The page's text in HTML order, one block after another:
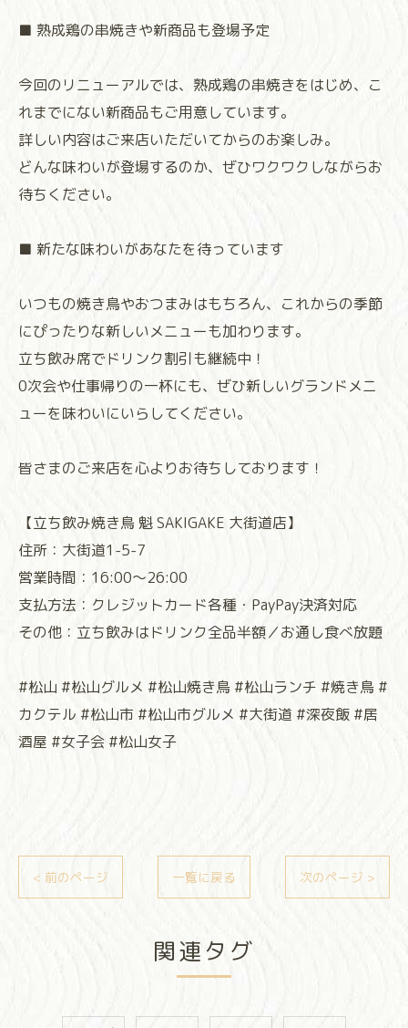
■ 熟成鶏の串焼きや新商品も登場予定
今回のリニューアルでは、熟成鶏の串焼きをはじめ、こ
れまでにない新商品もご用意しています。
詳しい内容はご来店いただいてからのお楽しみ。
どんな味わいが登場するのか、ぜひワクワクしながらお
待ちください。
■ 新たな味わいがあなたを待っています
いつもの焼き鳥やおつまみはもちろん、これからの季節
にぴったりな新しいメニューも加わります。
立ち飲み席でドリンク割引も継続中！
0次会や仕事帰りの一杯にも、ぜひ新しいグランドメニ
ューを味わいにいらしてください。
皆さまのご来店を心よりお待ちしております！⁡
⁡⁡⁡⁡⁡⁡⁡⁡⁡⁡⁡⁡⁡⁡⁡⁡⁡⁡⁡⁡⁡⁡【立ち飲み焼き鳥 魁 SAKIGAKE 大街道店】
住所：大街道1-5-7
営業時間：16:00〜26:00
支払方法：クレジットカード各種・PayPay決済対応
その他：立ち飲みはドリンク全品半額／お通し食べ放題
#松山 #松山グルメ #松山焼き鳥 #松山ランチ #焼き鳥 #
カクテル #松山市 #松山市グルメ #大街道 #深夜飯 #居
酒屋 #女子会 #松山女子
< 前のページ 一覧に戻る 次のページ >
関連タグ